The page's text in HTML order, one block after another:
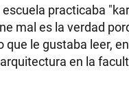
practicaba
mal es la verdad
le gustaba leer,
en la